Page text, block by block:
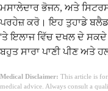
ਮਸਾਲੇਦਾਰ ਭੋਜਨ, ਅਤੇ
ਪਰਹੇਜ਼ ਕਰੋ। ਇਹ ਤੁਹਾਡੇ
'ਤੇ ਇਲਾਜ ਵਿੱਚ ਦਖਲ ਦੇ
ਬਹੁਤ ਸਾਰਾ ਪਾਣੀ ਪੀਣ ਅਤੇ
Medical Disclaimer: This article is
medical advice. Always consult a